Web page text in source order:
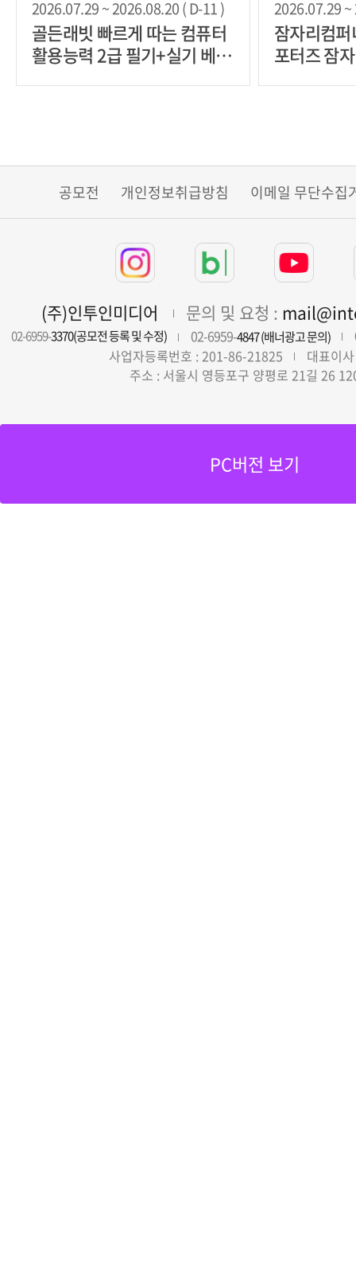
2026.07.29 ~ 2026.08.20 ( D-11 )
골든래빗 빠르게 따는 컴퓨터
활용능력 2급 필기+실기 베타
2026.07.29 ~
잠자리컴
포터즈 잠
공모전 개인정보취급방침 이메일 무단수집
(주)인투인미디어 문의 및 요청 :
02-6959-3370(공모전 등록 및 수정) 02-6959-4847 (배너광고 문의)
사업자등록번호 : 201-86-21825
대표이
주소 : 서울시 영등포구 양평로 21길 26
PC버전 보기